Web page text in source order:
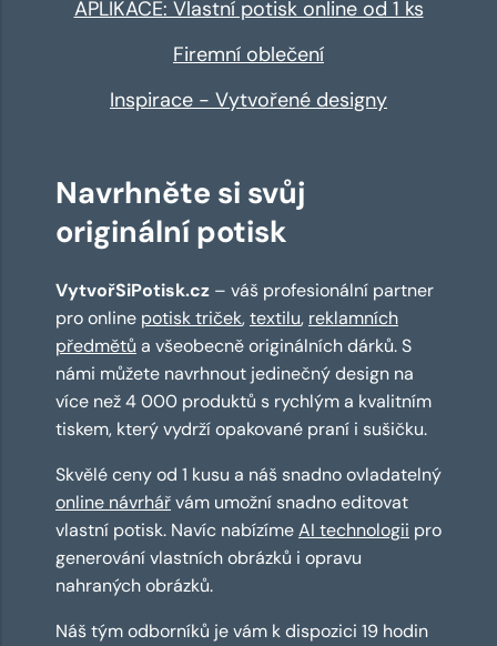
APLIKACE: Vlastní potisk online od 1 ks
Firemní oblečení
Inspirace - Vytvořené designy
Navrhněte si svůj
originální potisk
VytvořSiPotisk.cz – váš profesionální partner
pro online potisk triček,textilu, reklamních
předmětů a všeobecně originálních dárků. S
námi můžete navrhnout jedinečný design na
více než 4 000 produktů s rychlým a kvalitním
tiskem, který vydrží opakované praní i sušičku.
Skvělé ceny od 1 kusu a náš snadno ovladatelný
online návrhářvám umožní snadno editovat
vlastní potisk. Navíc nabízímeAI technologii pro
generování vlastních obrázků i opravu
nahraných obrázků.
Náš tým odborníků je vám k dispozici 19 hodin